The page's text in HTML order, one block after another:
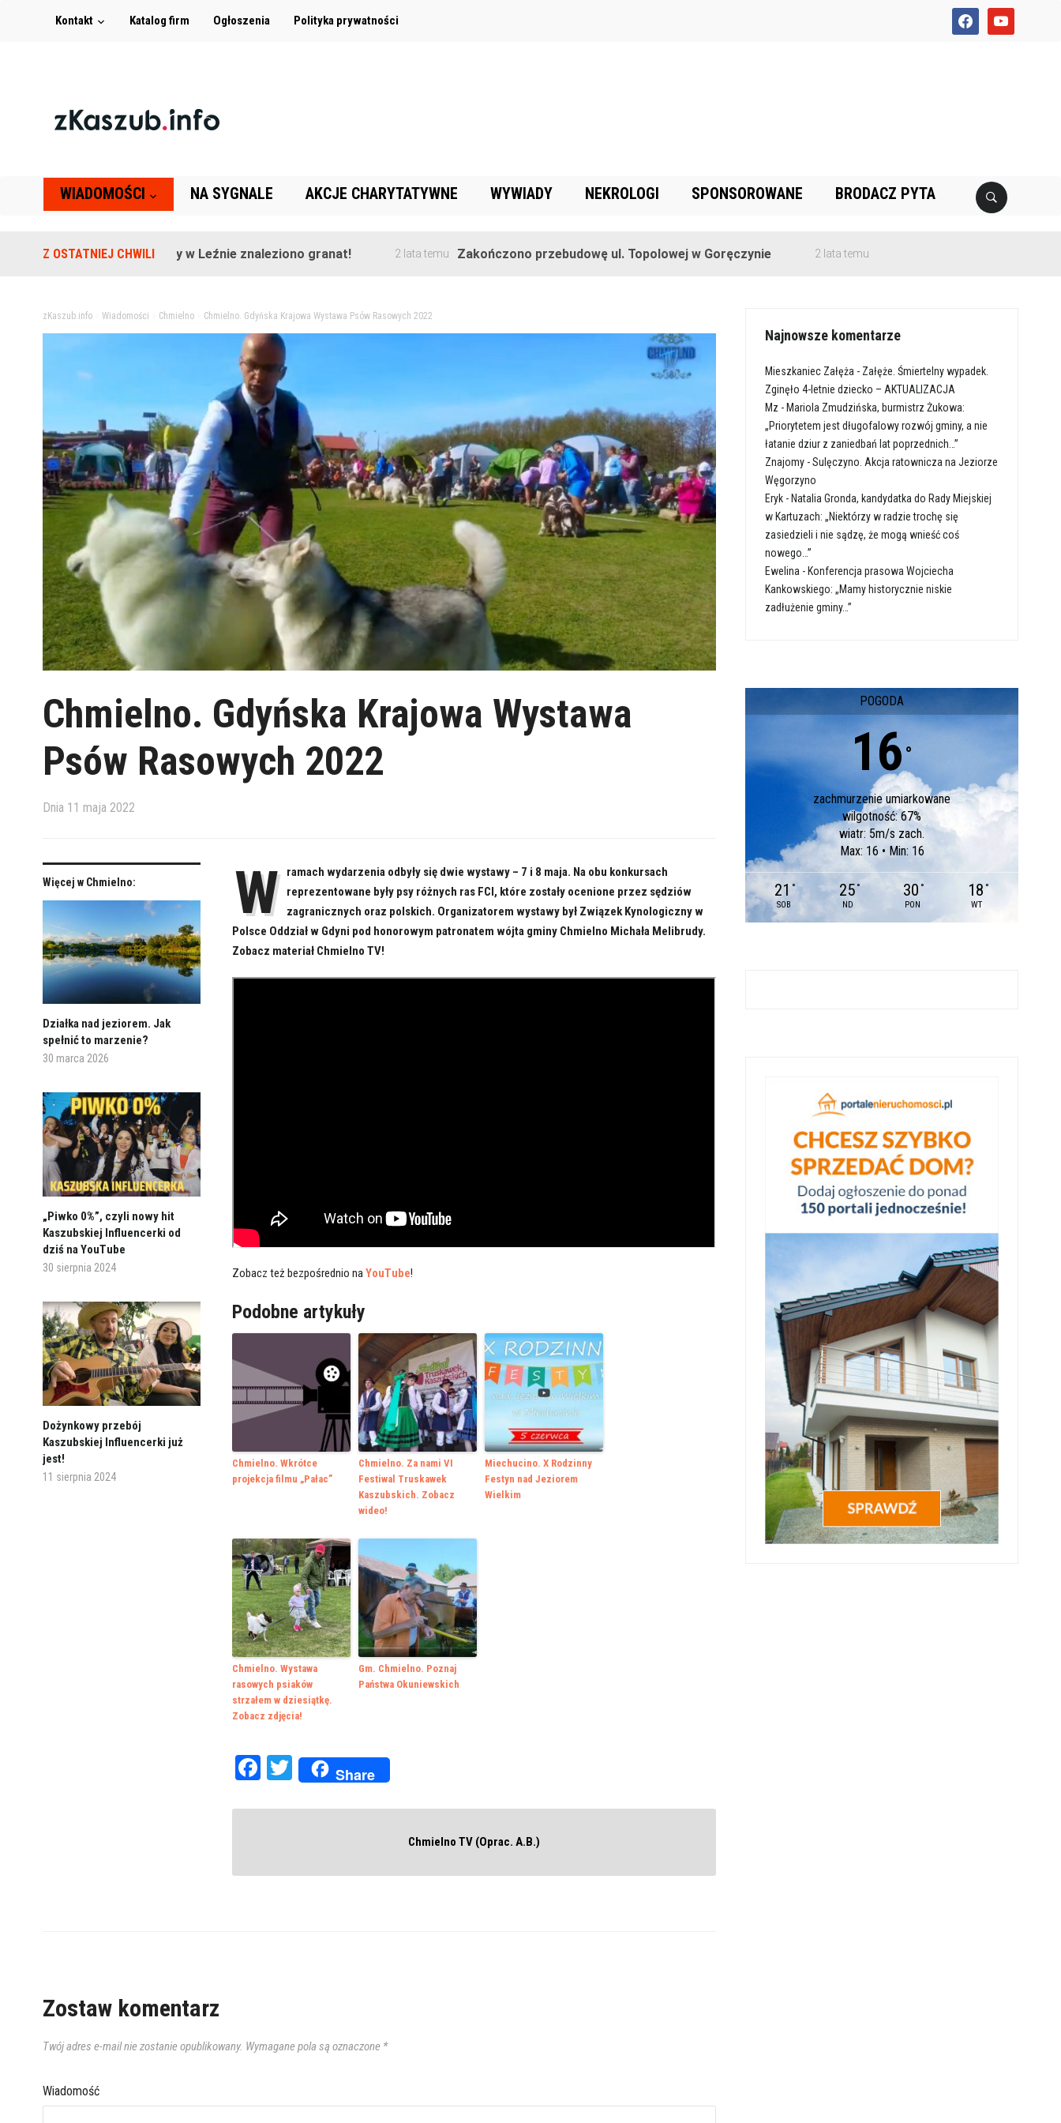
facebookyoutube
Kontakt Katalog firm Ogłoszenia Polityka prywatności
WIADOMOŚCI NA SYGNALE AKCJE CHARYTATYWNE WYWIADY NEKROLOGI SPONSOROWANE BRODACZ PYTA
Z OSTATNIEJ CHWILI
Na terenie szkoły w Leźnie znaleziono granat! 2 lata temu Zakończono przebudowę ul. Topolowej w Goręczynie 2 lata temu
zKaszub.info> Wiadomości Chmielno> Chmielno. Gdyńska Krajowa Wystawa Psów Rasowych 2022
Chmielno. Gdyńska Krajowa Wystawa
Psów Rasowych 2022
Dnia 11 maja 2022
Więcej w Chmielno:
Działka nad jeziorem. Jak
spełnić to marzenie?
30 marca 2026
„Piwko 0%”, czyli nowy hit
Kaszubskiej Influencerki od
dziś na YouTube
30 sierpnia 2024
Dożynkowy przebój
Kaszubskiej Influencerki już
jest!
11 sierpnia 2024
W
ramach wydarzenia odbyły się dwie wystawy – 7 i 8 maja. Na obu konkursach
reprezentowane były psy różnych ras FCI, które zostały ocenione przez sędziów
zagranicznych oraz polskich. Organizatorem wystawy był Związek Kynologiczny w
Polsce Oddział w Gdyni pod honorowym patronatem wójta gminy Chmielno Michała Melibrudy.
Zobacz materiał Chmielno TV!
Zobacz też bezpośrednio naYouTube!
Podobne artykuły
Chmielno. Wkrótce
projekcja filmu „Pałac”
Chmielno. Za nami VI
Festiwal Truskawek
Kaszubskich. Zobacz
wideo!
Miechucino. X Rodzinny
Festyn nad Jeziorem
Wielkim
Chmielno. Wystawa
rasowych psiaków
strzałem w dziesiątkę.
Zobacz zdjęcia!
Gm. Chmielno. Poznaj
Państwa Okuniewskich
Facebook
Twitter
Share
Chmielno TV (Oprac. A.B.)
Zostaw komentarz
Twój adres e-mail nie zostanie opublikowany. Wymagane pola są oznaczone *
Wiadomość
Najnowsze komentarze
Mieszkaniec Załęża - Załęże. Śmiertelny wypadek.
Zginęło 4-letnie dziecko – AKTUALIZACJA
Mz - Mariola Zmudzińska, burmistrz Żukowa:
„Priorytetem jest długofalowy rozwój gminy, a nie
łatanie dziur z zaniedbań lat poprzednich…”
Znajomy -Sulęczyno. Akcja ratownicza na Jeziorze
Węgorzyno
Eryk - Natalia Gronda, kandydatka do Rady Miejskiej
w Kartuzach: „Niektórzy w radzie trochę się
zasiedzieli i nie sądzę, że mogą wnieść coś
nowego…”
Ewelina - Konferencja prasowa Wojciecha
Kankowskiego: „Mamy historycznie niskie
zadłużenie gminy…”
POGODA
16 °
zachmurzenie umiarkowane
wilgotność: 67%
wiatr: 5m/s zach.
Max: 16 • Min: 16
21 °
SOB
25 °
ND
30 °
PON
18 °
WT